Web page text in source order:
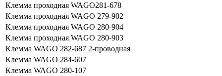
Клемма проходная WAGO281-678
Клемма проходная WAGO 279-902
Клемма проходная WAGO 280-904
Клемма проходная WAGO 280-903
Клемма WAGO 282-687 2-проводная
Клемма WAGO 284-607
Клемма WAGO 280-107